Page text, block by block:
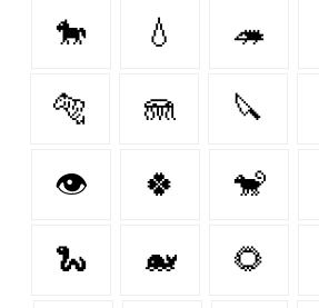
🐎 💧 🦔
🐅 🪼 🔪
👁 🍀 🐒
🐍 🐋 🌻